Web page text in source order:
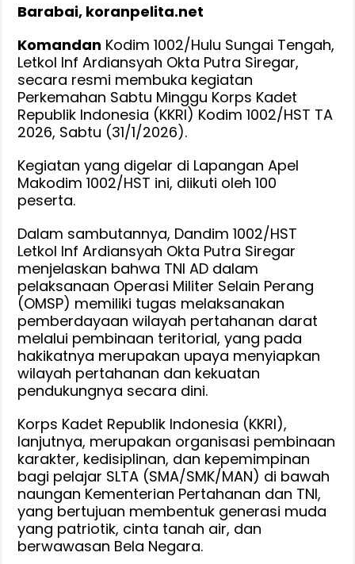
Generasi
Muda
Berjiwa
Nasionalis,
Kodim
1002/HST
Gelar
Perkemahan
KKRI,
Implementasi
Barabai, koranpelita.net
Komandan Kodim 1002/Hulu Sungai Tengah,
Letkol Inf Ardiansyah Okta Putra Siregar,
secara resmi membuka kegiatan
Perkemahan Sabtu Minggu Korps Kadet
Republik Indonesia (KKRI) Kodim 1002/HST TA
2026, Sabtu (31/1/2026).
Kegiatan yang digelar di Lapangan Apel
Makodim 1002/HST ini, diikuti oleh 100
peserta.
Dalam sambutannya, Dandim 1002/HST
Letkol Inf Ardiansyah Okta Putra Siregar
menjelaskan bahwa TNI AD dalam
pelaksanaan Operasi Militer Selain Perang
(OMSP) memiliki tugas melaksanakan
pemberdayaan wilayah pertahanan darat
melalui pembinaan teritorial, yang pada
hakikatnya merupakan upaya menyiapkan
wilayah pertahanan dan kekuatan
pendukungnya secara dini.
Korps Kadet Republik Indonesia (KKRI),
lanjutnya, merupakan organisasi pembinaan
karakter, kedisiplinan, dan kepemimpinan
bagi pelajar SLTA (SMA/SMK/MAN) di bawah
naungan Kementerian Pertahanan dan TNI,
yang bertujuan membentuk generasi muda
yang patriotik, cinta tanah air, dan
berwawasan Bela Negara.